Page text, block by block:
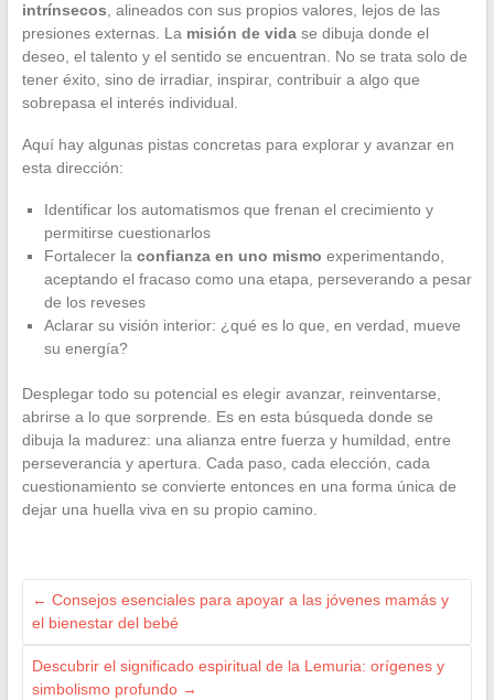
intrínsecos , alineados con sus propios valores, lejos de las
presiones externas. La misión de vidase dibuja donde el
deseo, el talento y el sentido se encuentran. No se trata solo de
tener éxito, sino de irradiar, inspirar, contribuir a algo que
sobrepasa el interés individual.
Aquí hay algunas pistas concretas para explorar y avanzar en
esta dirección:
Identificar los automatismos que frenan el crecimiento y
permitirse cuestionarlos
Fortalecer la confianza en uno mismo experimentando,
aceptando el fracaso como una etapa, perseverando a pesar
de los reveses
Aclarar su visión interior: ¿qué es lo que, en verdad, mueve
su energía?
Desplegar todo su potencial es elegir avanzar, reinventarse,
abrirse a lo que sorprende. Es en esta búsqueda donde se
dibuja la madurez: una alianza entre fuerza y humildad, entre
perseverancia y apertura. Cada paso, cada elección, cada
cuestionamiento se convierte entonces en una forma única de
dejar una huella viva en su propio camino.
← Consejos esenciales para apoyar a las jóvenes mamás y
el bienestar del bebé
Descubrir el significado espiritual de la Lemuria: orígenes y
simbolismo profundo →